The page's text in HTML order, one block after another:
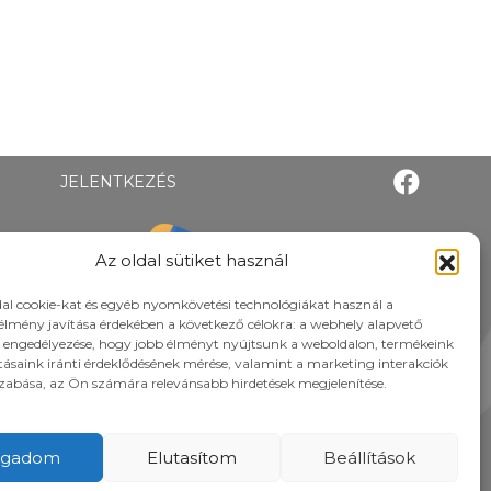
Az oldal sütiket használ
cookie-kat és egyéb nyomkövetési technológiákat használ a
javítása érdekében a következő célokra: a webhely alapvető
hogy jobb élményt nyújtsunk a weboldalon, termékeink
iránti érdeklődésének mérése, valamint a marketing interakciók
az Ön számára relevánsabb hirdetések megjelenítése.
Elutasítom Beállítások
JELENTKEZÉS